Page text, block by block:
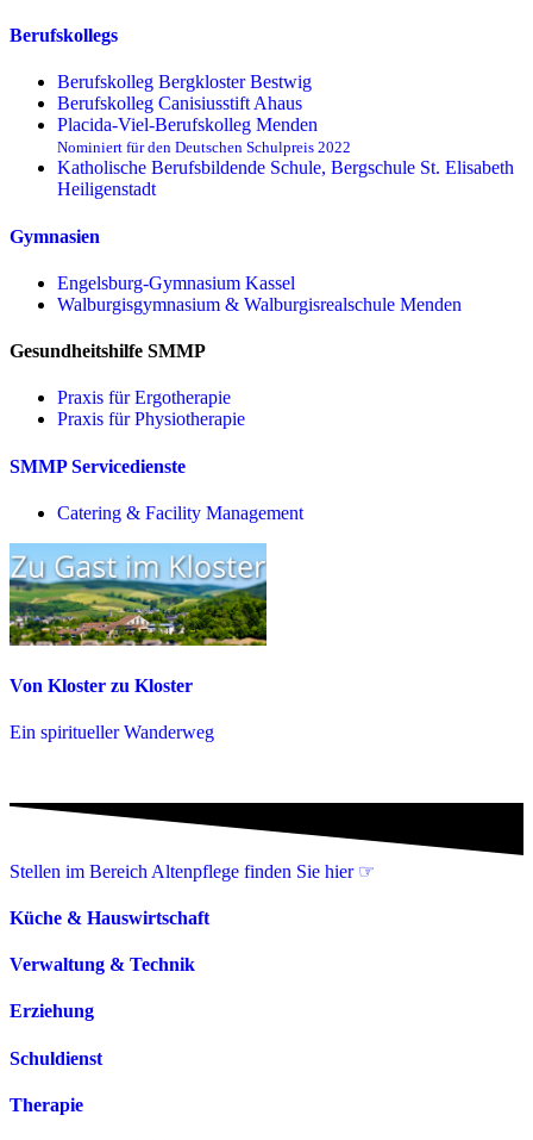
Berufskollegs
Berufskolleg Bergkloster Bestwig
Berufskolleg Canisiusstift Ahaus
Placida-Viel-Berufskolleg Menden
Nominiert für den Deutschen Schulpreis 2022
Katholische Berufsbildende Schule, Bergschule St. Elisabeth
Heiligenstadt
Gymnasien
Engelsburg-Gymnasium Kassel
Walburgisgymnasium & Walburgisrealschule Menden
Gesundheitshilfe SMMP
Praxis für Ergo­therapie
Praxis für Physio­therapie
SMMP Servicedienste
Catering & Facility Management
Von Kloster zu Kloster
Ein spiritueller Wanderweg
Stellen im Bereich Altenpflege finden Sie hier ☞
Küche & Hauswirtschaft
Verwaltung & Technik
Erziehung
Schuldienst
Therapie